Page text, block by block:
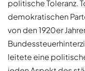
politische Toleranz.
demokratischen
von den 1920er
leitete eine